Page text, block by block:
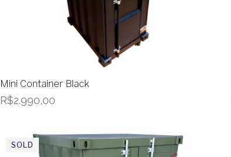
Mini Container Black
R$2.990,00